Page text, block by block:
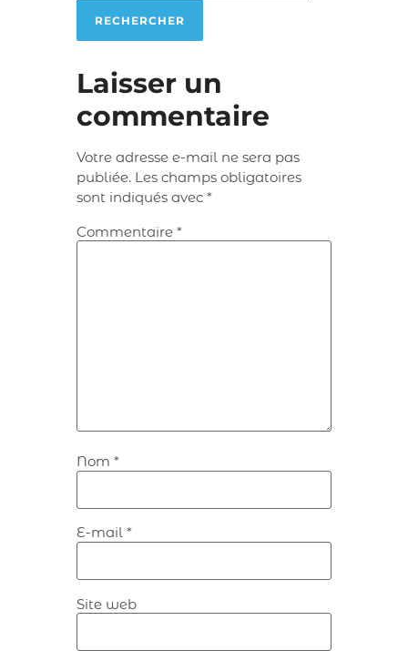
Laisser un
commentaire
Votre adresse e-mail ne sera pas
publiée. Les champs obligatoires
sont indiqués avec *
Commentaire *
Nom *
E-mail *
Site web